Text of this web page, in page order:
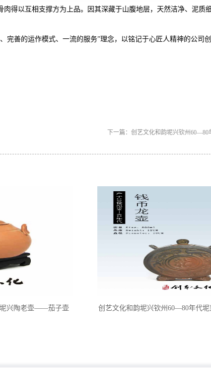
得以互相支撑方为上品。因其深藏于山腹地层，天然洁净、泥质
善的运作模式、一流的服务”理念，以铭记于心匠人精神的公司
下一篇： 创艺文化和韵坭兴钦州
坭兴陶老壶——茄子壶 创艺文化和韵坭兴钦州60—80年代